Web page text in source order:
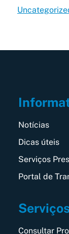
Notícias
Dicas úteis
Serviços
Portal de
Consultar